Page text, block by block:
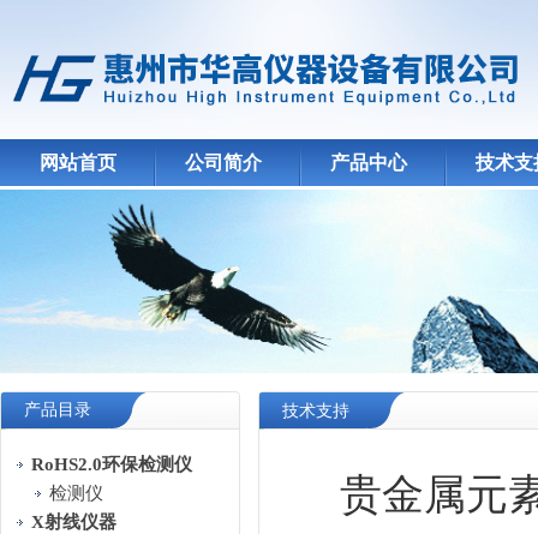
网站首页 公司简介 产品中心 技术支
产品目录
RoHS2.0环保检测仪
检测仪
X射线仪器
技术支持
贵金属元